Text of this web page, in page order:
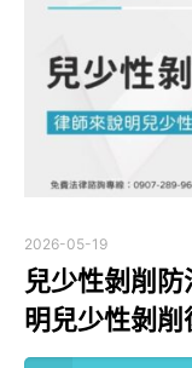
2026-05-19
兒少性剝削
明兒少性剝削